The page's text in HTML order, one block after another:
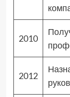
2010
2012